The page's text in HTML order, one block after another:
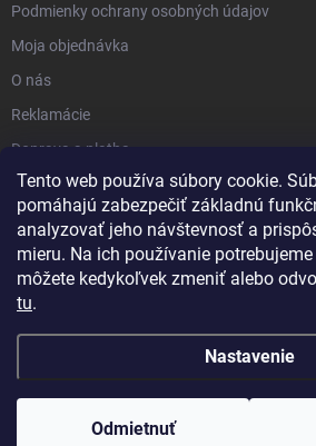
Tento web používa súbory cookie.
pomáhajú zabezpečiť základnú
analyzovať jeho návštevnosť a
mieru. Na ich používanie
môžete kedykoľvek zmeniť alebo
tu.
Nastavenie
Odmietnuť
Podmienky ochrany osobných údajov
Moja objednávka
O nás
Reklamácie
Doprava a platba
Kontakt
Blog
Copyright 2026PartnerShop.sk. Všetky